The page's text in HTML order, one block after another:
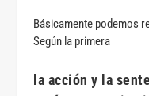
Básicamente podemos
Según la primera
la acción y la